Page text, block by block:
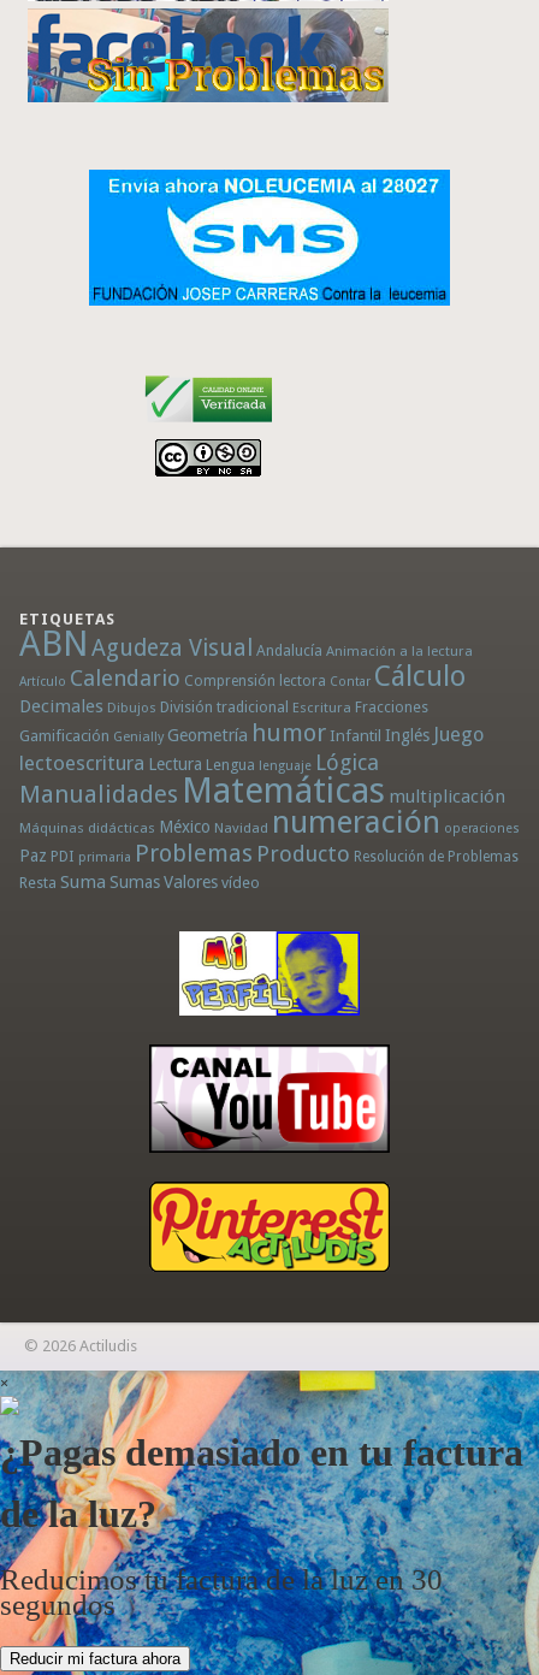
ETIQUETAS
ABN Agudeza Visual Andalucía Animación a la lectura
Artículo Calendario Comprensión lectora Contar Cálculo
Decimales Dibujos División tradicional Escritura Fracciones
Gamificación Genially Geometría humor Infantil Inglés Juego
lectoescritura Lectura Lengua lenguaje Lógica
Manualidades Matemáticas multiplicación
Máquinas didácticas México Navidad numeración operaciones
Paz PDI primaria Problemas Producto Resolución de Problemas
Resta Suma Sumas Valores vídeo
© 2026 Actiludis
×
¿Pagas demasiado en tu factura
de la luz?
Reducimos tu factura de la luz en 30
segundos
Reducir mi factura ahora